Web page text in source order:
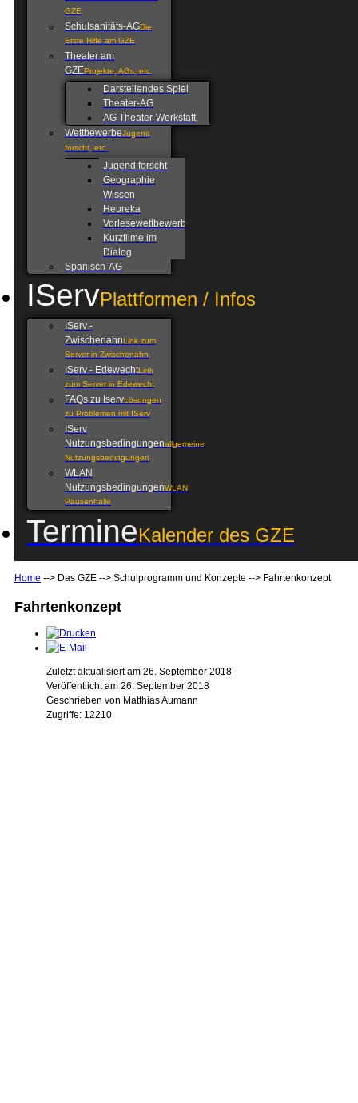
GZE
Schulsanitäts-AGDie
Erste Hilfe am GZE
Theater am
GZEProjekte, AGs, etc.
Darstellendes Spiel
Theater-AG
AG Theater-Werkstatt
WettbewerbeJugend
forscht, etc.
Jugend forscht
Geographie
Wissen
Heureka
Vorlesewettbewerb
Kurzfilme im
Dialog
Spanisch-AG
IServPlattformen / Infos
IServ -
ZwischenahnLink zum
Server in Zwischenahn
IServ - EdewechtLink
zum Server in Edewecht
FAQs zu IservLösungen
zu Problemen mit IServ
IServ
Nutzungsbedingungenallgemeine
Nutzungsbedingungen
WLAN
NutzungsbedingungenWLAN
Pausenhalle
TermineKalender des GZE
Home --> Das GZE --> Schulprogramm und Konzepte --> Fahrtenkonzept
Fahrtenkonzept
Zuletzt aktualisiert am 26. September 2018
Veröffentlicht am 26. September 2018
Geschrieben von Matthias Aumann
Zugriffe: 12210